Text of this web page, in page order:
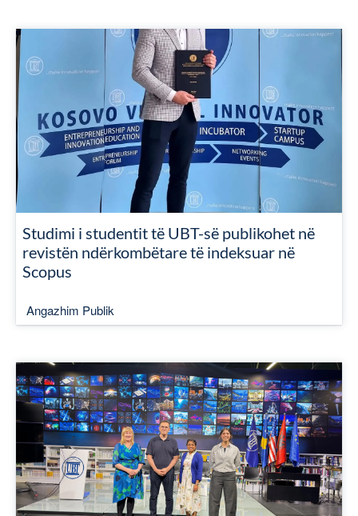
Studimi i studentit të UBT-së publikohet në
revistën ndërkombëtare të indeksuar në
Scopus
Angazhim Publik